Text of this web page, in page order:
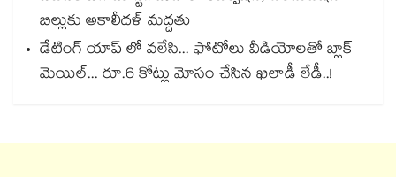
బిల్లుకు అకాలీదళ్ మద్దతు
డేటింగ్ యాప్ లో వలేసి... ఫోటోలు వీడియోలతో బ్లాక్
మెయిల్... రూ.6 కోట్లు మోసం చేసిన ఖిలాడీ లేడీ..!